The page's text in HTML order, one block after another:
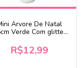
Árvore De Natal
Verde Com glitter
Miçanga
R$12,99